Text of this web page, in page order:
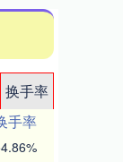
换手率
手率